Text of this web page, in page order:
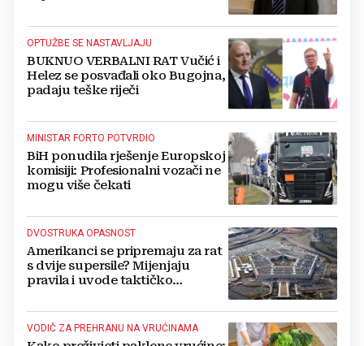
OPTUŽBE SE NASTAVLJAJU
BUKNUO VERBALNI RAT Vučić i
Helez se posvađali oko Bugojna,
padaju teške riječi
MINISTAR FORTO POTVRDIO
BiH ponudila rješenje Europskoj
komisiji: Profesionalni vozači ne
mogu više čekati
DVOSTRUKA OPASNOST
Amerikanci se pripremaju za rat
s dvije supersile? Mijenjaju
pravila i uvode taktičko
VODIČ ZA PREHRANU NA VRUĆINAMA